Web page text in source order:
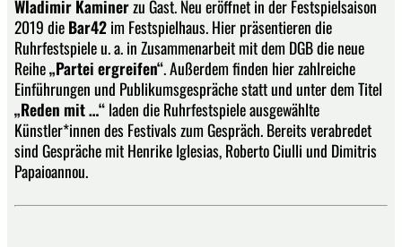
Wladimir Kaminerzu Gast. Neu eröffnet in der Festspielsaison
2019 dieBar42im Festspielhaus. Hier präsentieren die
Ruhrfestspiele u. a. in Zusammenarbeit mit dem DGB die neue
Reihe„Partei ergreifen“. Außerdem finden hier zahlreiche
Einführungen und Publikumsgespräche statt und unter dem Titel
„Reden mit …“laden die Ruhrfestspiele ausgewählte
Künstler*innen des Festivals zum Gespräch. Bereits verabredet
sind Gespräche mit Henrike Iglesias, Roberto Ciulli und Dimitris
Papaioannou.